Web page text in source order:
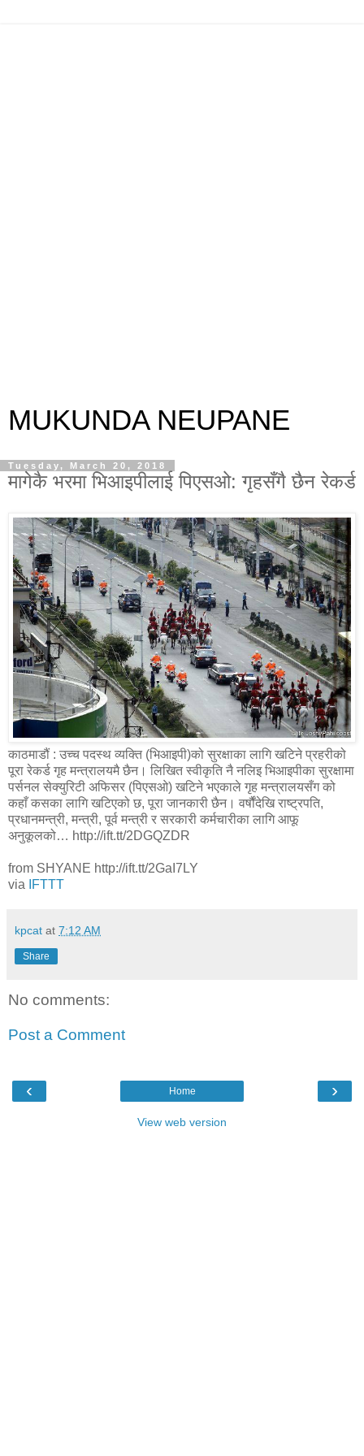
MUKUNDA NEUPANE
Tuesday, March 20, 2018
मागेकै भरमा भिआइपीलाई पिएसओ: गृहसँगै छैन रेकर्ड
काठमाडौं : उच्च पदस्थ व्यक्ति (भिआइपी)को सुरक्षाका लागि खटिने प्रहरीको
पूरा रेकर्ड गृह मन्त्रालयमै छैन। लिखित स्वीकृति नै नलिइ भिआइपीका सुरक्षामा
पर्सनल सेक्युरिटी अफिसर (पिएसओ) खटिने भएकाले गृह मन्त्रालयसँग को
कहाँ कसका लागि खटिएको छ, पूरा जानकारी छैन। वर्षौंदेखि राष्ट्रपति,
प्रधानमन्त्री, मन्त्री, पूर्व मन्त्री र सरकारी कर्मचारीका लागि आफू
अनुकूलको… http://ift.tt/2DGQZDR
from SHYANE http://ift.tt/2GaI7LY
via
IFTTT
kpcat at 7:12 AM
Share
No comments:
Post a Comment
‹ ›
Home
View web version